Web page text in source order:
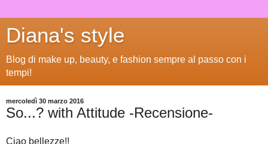
Diana's style
Blog di make up, beauty, e fashion sempre al passo con i
tempi!
mercoledì 30 marzo 2016
So...? with Attitude -Recensione-
Ciao bellezze!!